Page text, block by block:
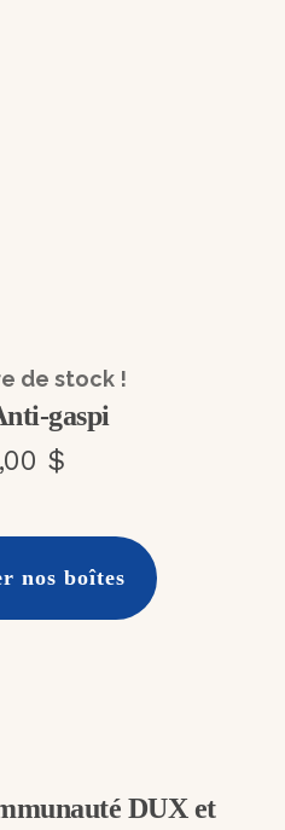
de stock !
gaspi
$
nos boîtes
DUX et